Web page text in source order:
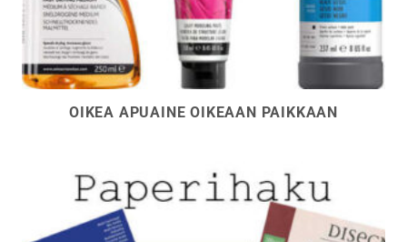
OIKEA APUAINE OIKEAAN PAIKKAAN